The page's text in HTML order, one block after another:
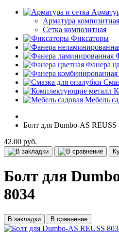
Арматура композитная
Сетка композитная
Фиксаторы
Фанера
Мебель
Болт для Dumbo-AS REUSS
42.00 руб.
Болт для
8034
В закладки В сравнение